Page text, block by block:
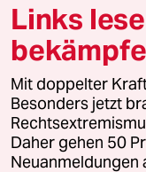
© 2026 taz Verlags
Alle Rechte vorbehalten.
wenden Sie sich bitte an
Feedback
Links
Mit doppelter
Besonders jetzt
Daher gehen 50
Neuanmeldungen